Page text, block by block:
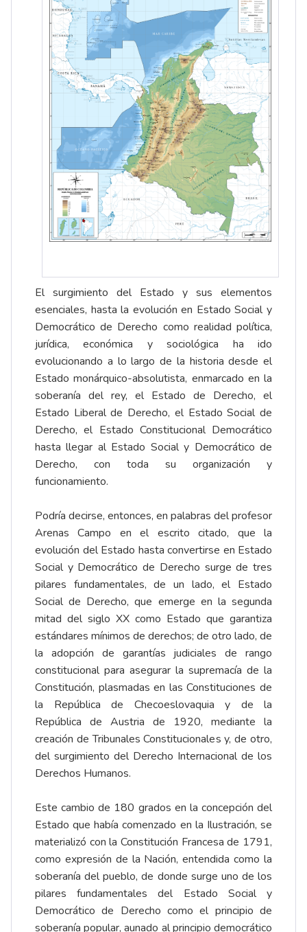
El surgimiento del Estado y sus elementos
esenciales, hasta la evolución en Estado Social y
Democrático de Derecho como realidad política,
jurídica, económica y sociológica ha ido
evolucionando a lo largo de la historia desde el
Estado monárquico-absolutista, enmarcado en la
soberanía del rey, el Estado de Derecho, el
Estado Liberal de Derecho, el Estado Social de
Derecho, el Estado Constitucional Democrático
hasta llegar al Estado Social y Democrático de
Derecho, con toda su organización y
funcionamiento.
Podría decirse, entonces, en palabras del profesor
Arenas Campo en el escrito citado, que la
evolución del Estado hasta convertirse en Estado
Social y Democrático de Derecho surge de tres
pilares fundamentales, de un lado, el Estado
Social de Derecho, que emerge en la segunda
mitad del siglo XX como Estado que garantiza
estándares mínimos de derechos; de otro lado, de
la adopción de garantías judiciales de rango
constitucional para asegurar la supremacía de la
Constitución, plasmadas en las Constituciones de
la República de Checoeslovaquia y de la
República de Austria de 1920, mediante la
creación de Tribunales Constitucionales y, de otro,
del surgimiento del Derecho Internacional de los
Derechos Humanos.
Este cambio de 180 grados en la concepción del
Estado que había comenzado en la Ilustración, se
materializó con la Constitución Francesa de 1791,
como expresión de la Nación, entendida como la
soberanía del pueblo, de donde surge uno de los
pilares fundamentales del Estado Social y
Democrático de Derecho como el principio de
soberanía popular, aunado al principio democrático